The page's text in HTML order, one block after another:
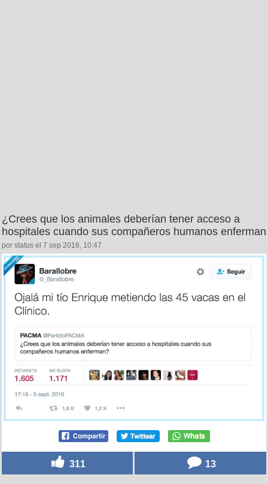
¿Crees que los animales deberían tener acceso a
hospitales cuando sus compañeros humanos enferman
por status el 7 sep 2016, 10:47
311 13